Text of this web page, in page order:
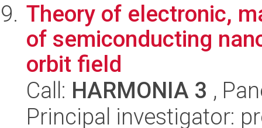
Theory of electronic,
of semiconducting
orbit field
Call: HARMONIA 3 ,
Principal investigator: